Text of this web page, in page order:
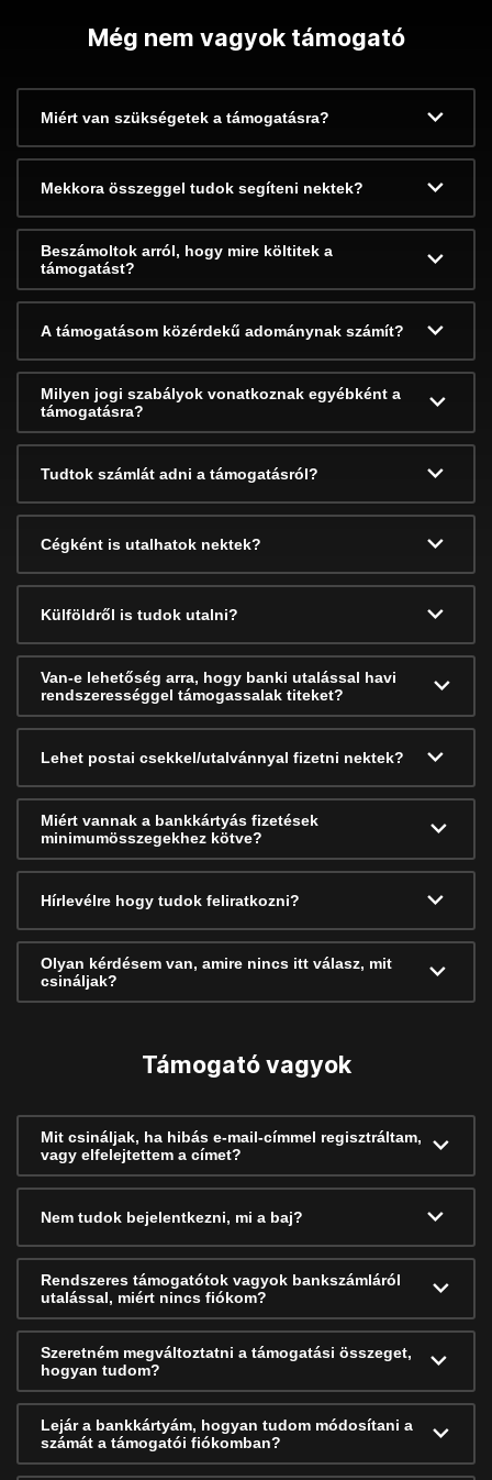
Még nem vagyok támogató
Miért van szükségetek a támogatásra?
Mekkora összeggel tudok segíteni nektek?
Beszámoltok arról, hogy mire költitek a
támogatást?
A támogatásom közérdekű adománynak számít?
Milyen jogi szabályok vonatkoznak egyébként a
támogatásra?
Tudtok számlát adni a támogatásról?
Cégként is utalhatok nektek?
Külföldről is tudok utalni?
Van-e lehetőség arra, hogy banki utalással havi
rendszerességgel támogassalak titeket?
Lehet postai csekkel/utalvánnyal fizetni nektek?
Miért vannak a bankkártyás fizetések
minimumösszegekhez kötve?
Hírlevélre hogy tudok feliratkozni?
Olyan kérdésem van, amire nincs itt válasz, mit
csináljak?
Támogató vagyok
Mit csináljak, ha hibás e-mail-címmel regisztráltam,
vagy elfelejtettem a címet?
Nem tudok bejelentkezni, mi a baj?
Rendszeres támogatótok vagyok bankszámláról
utalással, miért nincs fiókom?
Szeretném megváltoztatni a támogatási összeget,
hogyan tudom?
Lejár a bankkártyám, hogyan tudom módosítani a
számát a támogatói fiókomban?